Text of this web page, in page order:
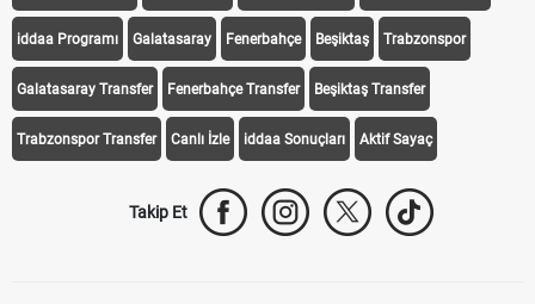
iddaa Programı Galatasaray Fenerbahçe Beşiktaş Trabzonspor
Galatasaray Transfer Fenerbahçe Transfer Beşiktaş Transfer
Trabzonspor Transfer Canlı İzle iddaa Sonuçları Aktif Sayaç
Takip Et